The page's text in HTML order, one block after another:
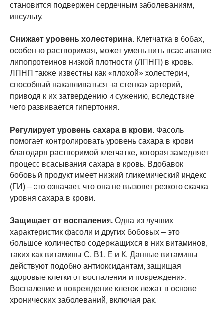
становится подвержен сердечным заболеваниям,
инсульту.
Снижает уровень холестерина. Клетчатка в бобах,
особенно растворимая, может уменьшить всасывание
липопротеинов низкой плотности (ЛПНП) в кровь.
ЛПНП также известны как «плохой» холестерин,
способный накапливаться на стенках артерий,
приводя к их затвердению и сужению, вследствие
чего развивается гипертония.
Регулирует уровень сахара в крови. Фасоль
помогает контролировать уровень сахара в крови
благодаря растворимой клетчатке, которая замедляет
процесс всасывания сахара в кровь. Вдобавок
бобовый продукт имеет низкий гликемический индекс
(ГИ) – это означает, что она не вызовет резкого скачка
уровня сахара в крови.
Защищает от воспаления. Одна из лучших
характеристик фасоли и других бобовых – это
большое количество содержащихся в них витаминов,
таких как витамины С, В1, Е и К. Данные витамины
действуют подобно антиоксидантам, защищая
здоровые клетки от воспаления и повреждения.
Воспаление и повреждение клеток лежат в основе
хронических заболеваний, включая рак.